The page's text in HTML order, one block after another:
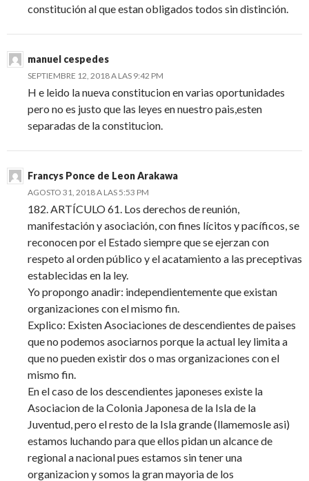
constitución al que estan obligados todos sin distinción.
manuel cespedes
SEPTIEMBRE 12, 2018 A LAS 9:42 PM
H e leido la nueva constitucion en varias oportunidades
pero no es justo que las leyes en nuestro pais,esten
separadas de la constitucion.
Francys Ponce de Leon Arakawa
AGOSTO 31, 2018 A LAS 5:53 PM
182. ARTÍCULO 61. Los derechos de reunión,
manifestación y asociación, con fines lícitos y pacíficos, se
reconocen por el Estado siempre que se ejerzan con
respeto al orden público y el acatamiento a las preceptivas
establecidas en la ley.
Yo propongo anadir: independientemente que existan
organizaciones con el mismo fin.
Explico: Existen Asociaciones de descendientes de paises
que no podemos asociarnos porque la actual ley limita a
que no pueden existir dos o mas organizaciones con el
mismo fin.
En el caso de los descendientes japoneses existe la
Asociacion de la Colonia Japonesa de la Isla de la
Juventud, pero el resto de la Isla grande (llamemosle asi)
estamos luchando para que ellos pidan un alcance de
regional a nacional pues estamos sin tener una
organizacion y somos la gran mayoria de los